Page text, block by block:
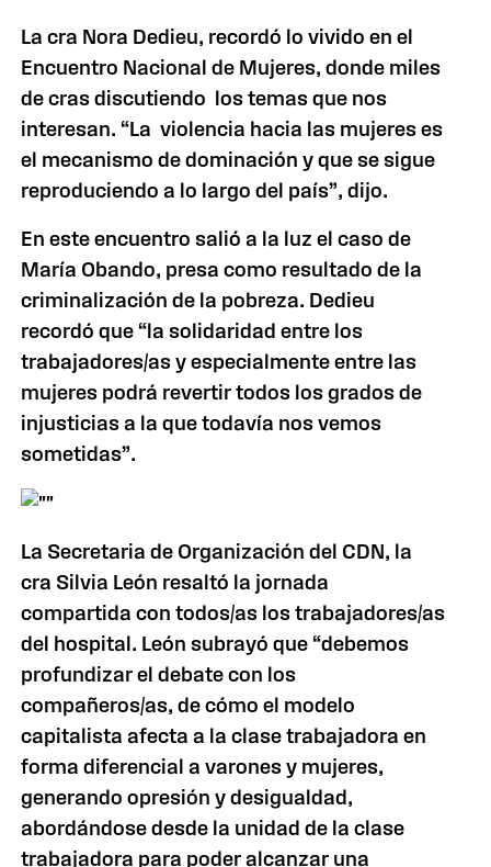
La cra Nora Dedieu, recordó lo vivido en el
Encuentro Nacional de Mujeres, donde miles
de cras discutiendo los temas que nos
interesan. “La violencia hacia las mujeres es
el mecanismo de dominación y que se sigue
reproduciendo a lo largo del país”, dijo.
En este encuentro salió a la luz el caso de
María Obando, presa como resultado de la
criminalización de la pobreza. Dedieu
recordó que “la solidaridad entre los
trabajadores/as y especialmente entre las
mujeres podrá revertir todos los grados de
injusticias a la que todavía nos vemos
sometidas”.
La Secretaria de Organización del CDN, la
cra Silvia León resaltó la jornada
compartida con todos/as los trabajadores/as
del hospital. León subrayó que “debemos
profundizar el debate con los
compañeros/as, de cómo el modelo
capitalista afecta a la clase trabajadora en
forma diferencial a varones y mujeres,
generando opresión y desigualdad,
abordándose desde la unidad de la clase
trabajadora para poder alcanzar una